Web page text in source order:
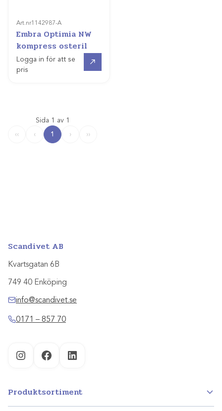
Art.nr1142987-A
Embra Optimia NW
kompress osteril
Logga in för att se
pris
Sida 1 av 1
‹‹
‹ 1 › ››
Scandivet AB
Kvartsgatan 6B
749 40 Enköping
info@scandivet.se
0171 – 857 70
InstagramFacebookLinkedIn
Produktsortiment